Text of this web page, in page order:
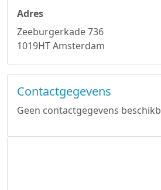
Adres
Zeeburgerkade 736
1019HT Amsterdam
Contactgegevens
Geen contactgegevens